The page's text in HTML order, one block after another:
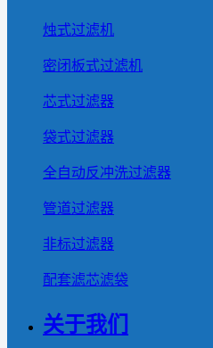
烛式过滤机
密闭板式过滤机
芯式过滤器
袋式过滤器
全自动反冲洗过滤器
管道过滤器
非标过滤器
配套滤芯滤袋
关于我们